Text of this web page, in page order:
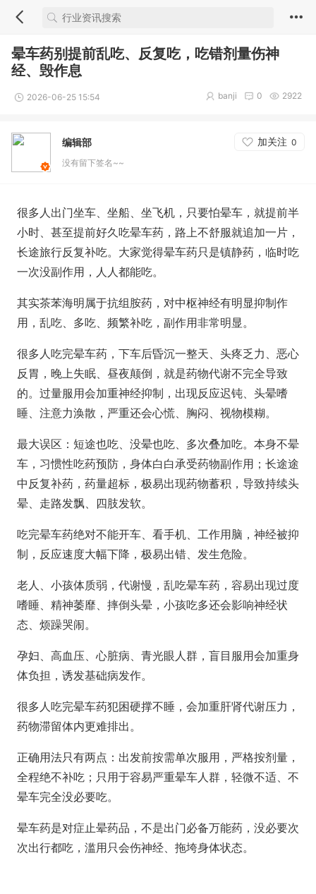
晕车药别提前乱吃、反复吃，吃错剂量伤神
经、毁作息
2026-06-25 15:54 2922
0
banji
编辑部 加关注 0
没有留下签名~~
很多人出门坐车、坐船、坐飞机，只要怕晕车，就提前半
小时、甚至提前好久吃晕车药，路上不舒服就追加一片，
长途旅行反复补吃。大家觉得晕车药只是镇静药，临时吃
一次没副作用，人人都能吃。
其实茶苯海明属于抗组胺药， 对中枢神经有明显抑制作
用 ，乱吃、多吃、频繁补吃，副作用非常明显。
很多人吃完晕车药，下车后昏沉一整天、头疼乏力、恶心
反胃 ，晚上失眠、昼夜颠倒，就是药物代谢不完全导致
的。过量服用会加重神经抑制，出现反应迟钝、头晕嗜
睡、注意力涣散，严重还会心慌、胸闷、视物模糊。
最大误区：短途也吃、没晕也吃、多次叠加吃。本身不晕
车，习惯性吃药预防，身体白白承受药物副作用；长途途
中反复补药，药量超标，极易出现药物蓄积，导致持续头
晕、走路发飘、四肢发软。
吃完晕车药绝对不能开车、看手机、工作用脑 ，神经被抑
制，反应速度大幅下降，极易出错、发生危险。
老人、小孩体质弱，代谢慢，乱吃晕车药，容易出现过度
嗜睡、精神萎靡、摔倒头晕，小孩吃多还会影响神经状
态、烦躁哭闹。
孕妇、高血压、心脏病、青光眼人群，盲目服用会加重身
体负担，诱发基础病发作。
很多人吃完晕车药犯困硬撑不睡，会加重肝肾代谢压力，
药物滞留体内更难排出。
正确用法只有两点：出发前按需单次服用，严格按剂量，
全程绝不补吃 ；只用于容易严重晕车人群，轻微不适、不
晕车完全没必要吃。
晕车药是对症止晕药品 ，不是出门必备万能药，没必要次
次出行都吃，滥用只会伤神经、拖垮身体状态。